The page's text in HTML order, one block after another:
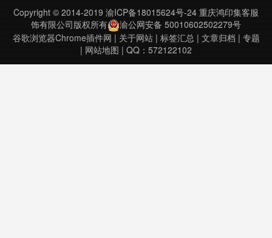
唤起菜单4、收起：收起后只展示图
标用于识别，将更多空间留……
Copyright © 2014-2019 渝ICP备18015624号-24 重庆鸿印集客服
饰有限公司版权所有
渝公网安备 50010602502279号
谷歌浏览器Chrome插件网 | 关于网站| 标签汇总| 文章归档 | 专题
| 网站地图 | QQ：572122102